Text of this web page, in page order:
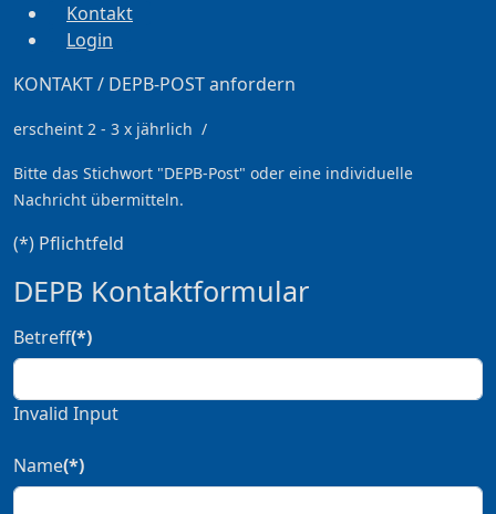
Kontakt
Login
KONTAKT / DEPB-POST anfordern
erscheint 2 - 3 x jährlich /
Bitte das Stichwort "DEPB-Post" oder eine individuelle
Nachricht übermitteln.
(*) Pflichtfeld
DEPB Kontaktformular
Betreff(*)
Invalid Input
Name(*)